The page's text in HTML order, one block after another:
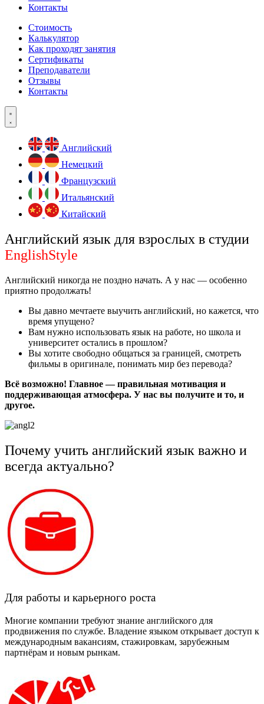
Контакты
Стоимость
Калькулятор
Как проходят занятия
Сертификаты
Преподаватели
Отзывы
Контакты
Английский
Немецкий
Французский
Итальянский
Китайский
Английский язык для взрослых в студии
EnglishStyle
Английский никогда не поздно начать. А у нас — особенно
приятно продолжать!
Вы давно мечтаете выучить английский, но кажется, что
время упущено?
Вам нужно использовать язык на работе, но школа и
университет остались в прошлом?
Вы хотите свободно общаться за границей, смотреть
фильмы в оригинале, понимать мир без перевода?
Всё возможно! Главное — правильная мотивация и
поддерживающая атмосфера. У нас вы получите и то, и
другое.
Почему учить английский язык важно и
всегда актуально?
Для работы и карьерного роста
Многие компании требуют знание английского для
продвижения по службе. Владение языком открывает доступ к
международным вакансиям, стажировкам, зарубежным
партнёрам и новым рынкам.